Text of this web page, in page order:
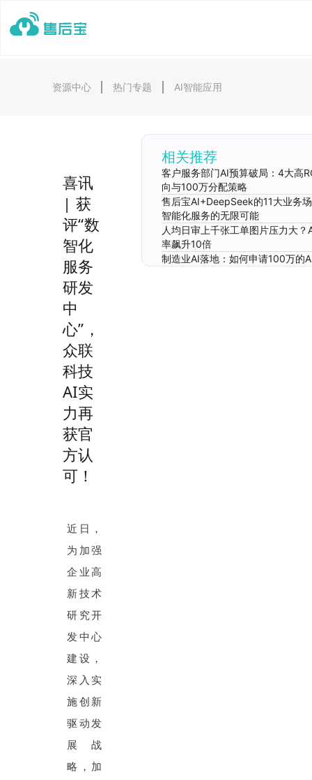
资源中心 热门专题 AI智能应用
相关推荐
客户服务部门AI预算破局：4大高
向与100万分配策略
售后宝AI+DeepSeek的11大业务
智能化服务的无限可能
人均日审上千张工单图片压力大？
率飙升10倍
制造业AI落地：如何申请100万的
喜讯
| 获
评“数
智化
服务
研发
中
心”，
众联
科技
AI实
力再
获官
方认
可！
近日，
为加强
企业高
新技术
研究开
发中心
建设，
深入实
施创新
驱动发
展战
略，加